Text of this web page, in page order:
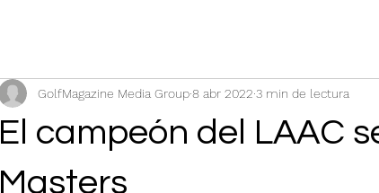
El campeón del LAAC
Masters
GolfMagazine Media Group8 abr 2022 3 min de lectura